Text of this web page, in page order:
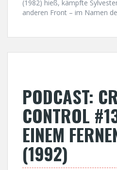
(1982) hieß, kämpfte
anderen Front – im Namen
PODCAST:
CONTROL
EINEM
(1992)